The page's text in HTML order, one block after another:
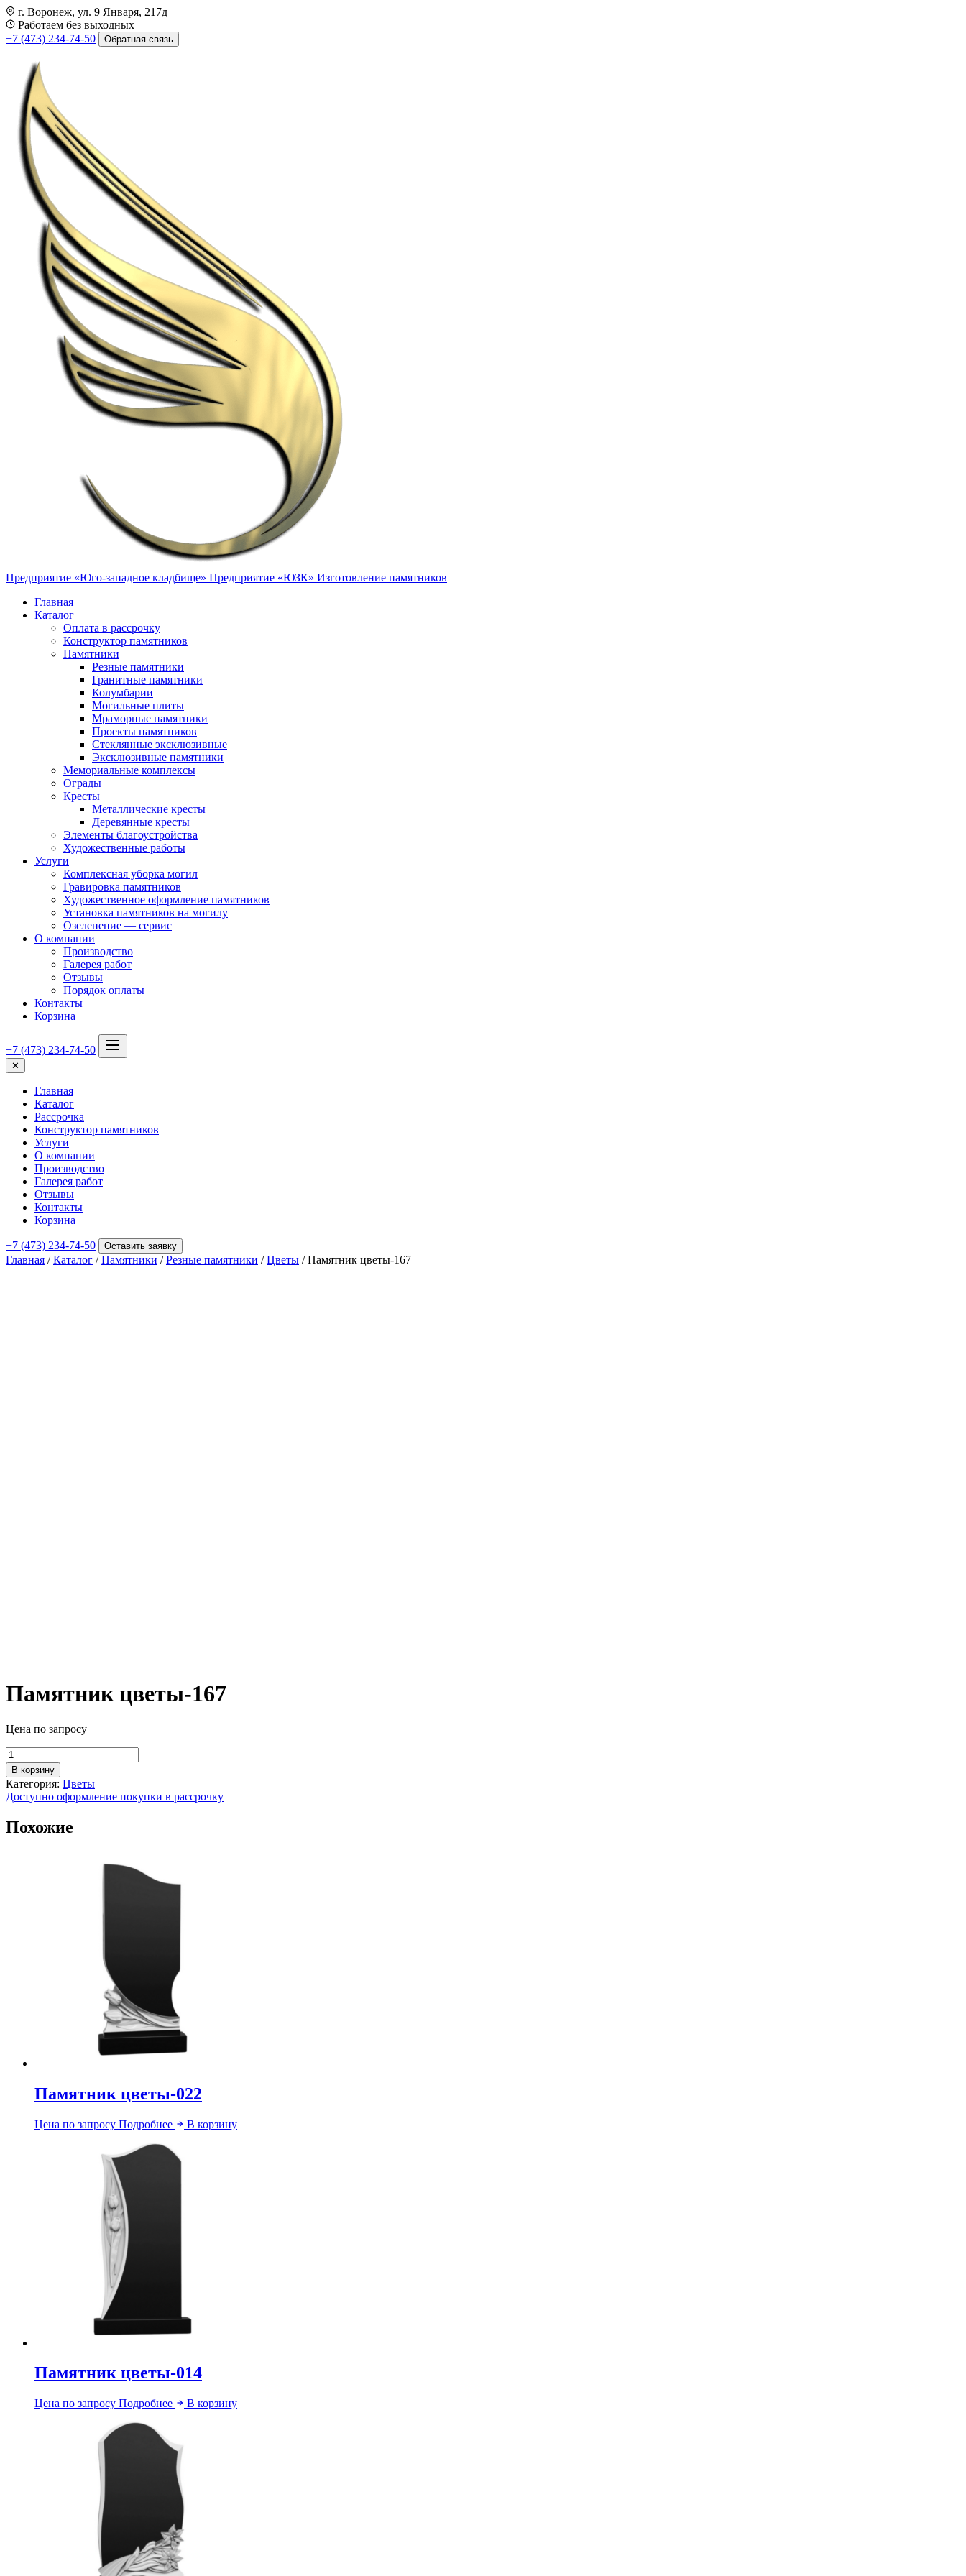
г. Воронеж, ул. 9 Января, 217д
Работаем без выходных
+7 (473) 234-74-50
Обратная связь
Предприятие «Юго-западное кладбище» Предприятие «ЮЗК» Изготовление памятников
Главная
Каталог
Оплата в рассрочку
Конструктор памятников
Памятники
Резные памятники
Гранитные памятники
Колумбарии
Могильные плиты
Мраморные памятники
Проекты памятников
Стеклянные эксклюзивные
Эксклюзивные памятники
Мемориальные комплексы
Ограды
Кресты
Металлические кресты
Деревянные кресты
Элементы благоустройства
Художественные работы
Услуги
Комплексная уборка могил
Гравировка памятников
Художественное оформление памятников
Установка памятников на могилу
Озеленение — сервис
О компании
Производство
Галерея работ
Отзывы
Порядок оплаты
Контакты
Корзина
+7 (473) 234-74-50
✕
Главная
Каталог
Рассрочка
Конструктор памятников
Услуги
О компании
Производство
Галерея работ
Отзывы
Контакты
Корзина
+7 (473) 234-74-50 Оставить заявку
Главная /Каталог /Памятники /Резные памятники /Цветы / Памятник цветы-167
Памятник цветы-167
Цена по запросу
Количество
товара
Памятник
цветы-167
В корзину
Категория: Цветы
Доступно оформление покупки в рассрочку
Похожие
Памятник цветы-022
Цена по запросу Подробнее В корзину
Памятник цветы-014
Цена по запросу Подробнее В корзину